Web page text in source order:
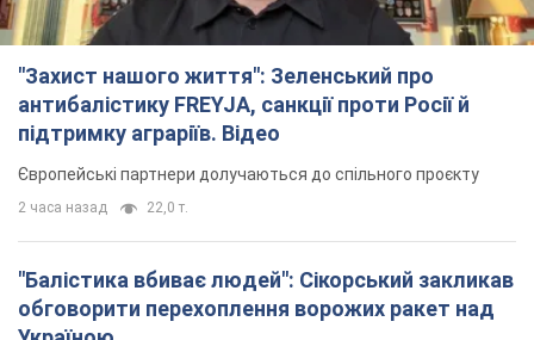
"Захист нашого життя": Зеленський про
антибалістику FREYJA, санкції проти Росії й
підтримку аграріїв. Відео
Європейські партнери долучаються до спільного проєкту
2 часа назад 22,0 т.
"Балістика вбиває людей": Сікорський закликав
обговорити перехоплення ворожих ракет над